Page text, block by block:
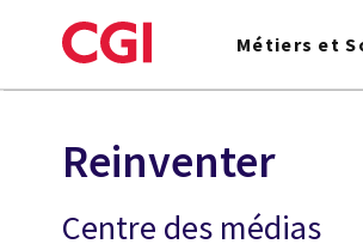
to
Métiers et
Reinventer
Centre des médias